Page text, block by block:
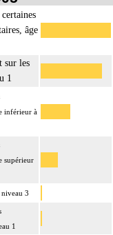
âge
sur les
1
inférieur à
supérieur
3
1